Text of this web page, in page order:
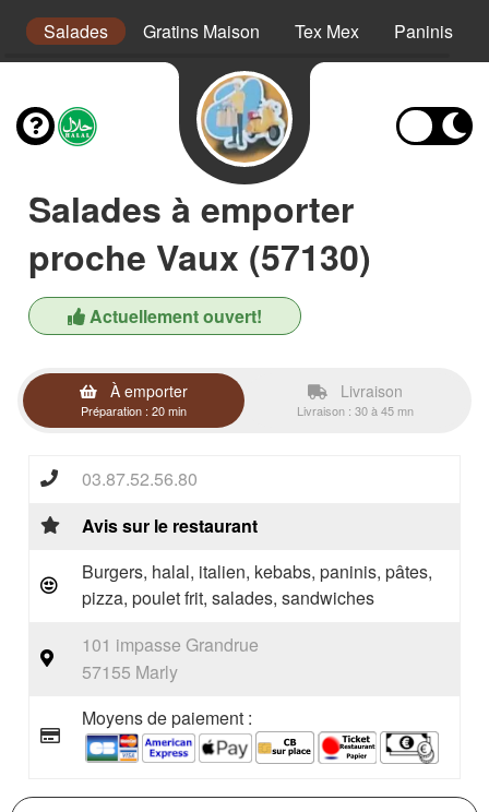
Salades Gratins Maison Tex Mex Paninis
Salades à emporter
proche Vaux (57130)
Actuellement ouvert!
À emporter
Préparation : 20 min
Livraison
Livraison : 30 à 45 mn
03.87.52.56.80
Avis sur le restaurant
Burgers, halal, italien, kebabs, paninis, pâtes,
pizza, poulet frit, salades, sandwiches
101 impasse Grandrue
57155 Marly
Moyens de paiement :